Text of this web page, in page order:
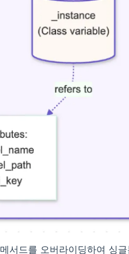
메서드를 오버라이딩하여 싱